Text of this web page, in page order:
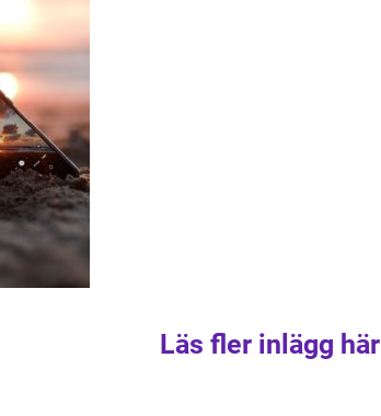
Läs fler inlägg här